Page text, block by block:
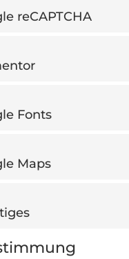
reCAPTCHA
Fonts
Maps